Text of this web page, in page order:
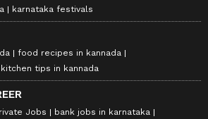
karnataka festivals
food recipes in kannada
kitchen tips in kannada
Jobs
bank jobs in karnataka